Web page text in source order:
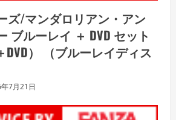
ズ/マンダロリアン・アン
ブルーレイ ＋ DVD セット
DVD） （ブルーレイディス
7月21日